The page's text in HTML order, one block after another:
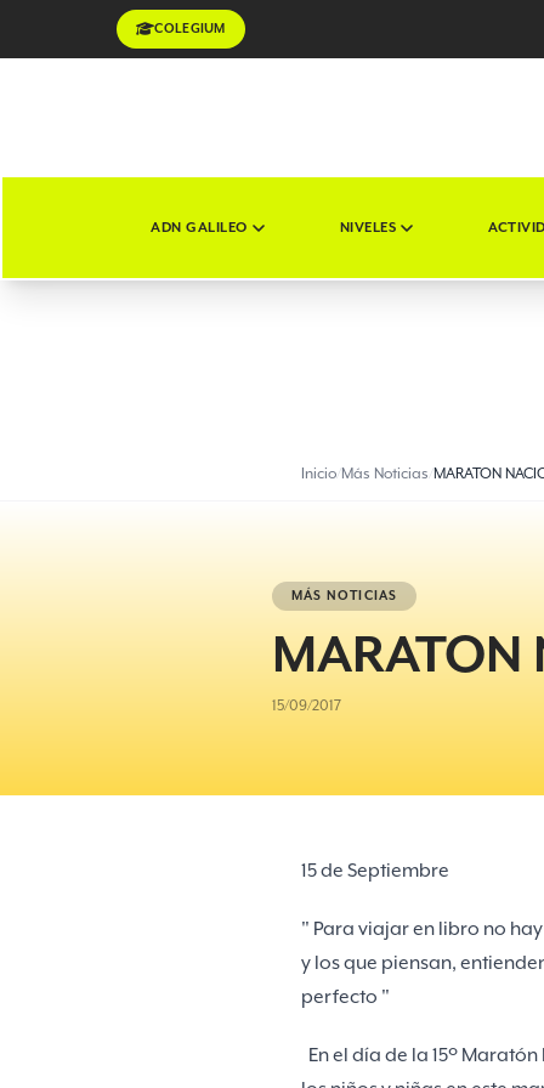
COLEGIUM
ADN GALILEO NIVELES
Inicio/Más Noticias/MARATON
MÁS NOTICIAS
MARATON
15/09/2017
15 de Septiembre
" Para viajar en libro no
y los que piensan,
perfecto "
En el día de la 15º